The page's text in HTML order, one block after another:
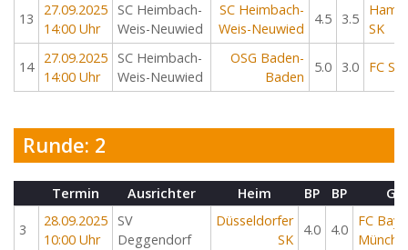
13
27.09.2025
14:00 Uhr
SC Heimbach-
Weis-Neuwied
SC Heimbach-
Weis-Neuwied
4.5 3.5
SK
14
27.09.2025
14:00 Uhr
SC Heimbach-
Weis-Neuwied
OSG Baden-
Baden
5.0 3.0 FC St.
Runde: 2
Termin Ausrichter Heim BP BP
3
28.09.2025
10:00 Uhr
SV
Deggendorf
Düsseldorfer
SK
4.0 4.0
FC